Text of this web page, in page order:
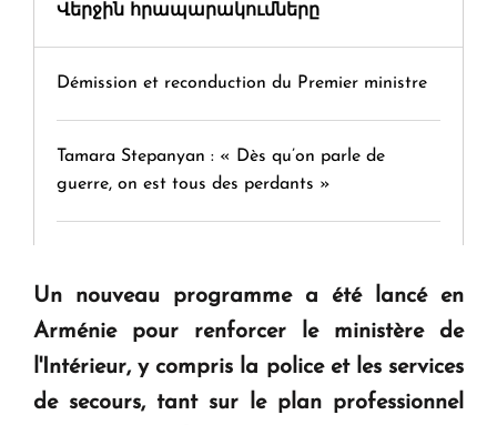
Վերջին հրապարակումները
Démission et reconduction du Premier ministre
Tamara Stepanyan : « Dès qu’on parle de
guerre, on est tous des perdants »
question d'un référendum ne se pose pas. "
KASA : 30 ans d'audace, de résilience et d'avenir
Un nouveau programme a été lancé en
Arménie pour renforcer le ministère de
l'Intérieur, y compris la police et les services
de secours, tant sur le plan professionnel